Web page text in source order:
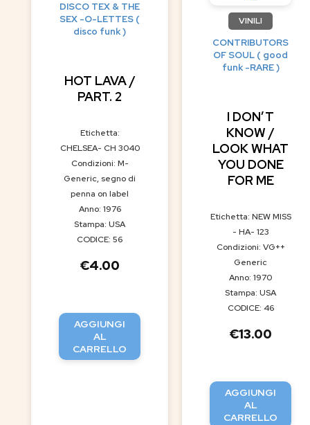
DISCO TEX & THE
SEX -O-LETTES (
disco funk )
HOT LAVA /
PART. 2
Etichetta:
CHELSEA- CH 3040
Condizioni: M-
Generic, segno di
penna on label
Anno: 1976
Stampa: USA
CODICE: 56
€4.00
AGGIUNGI
AL
CARRELLO
VINILI
CONTRIBUTORS
OF SOUL ( good
funk -RARE )
I DON’T
KNOW /
LOOK WHAT
YOU DONE
FOR ME
Etichetta: NEW MISS
- HA- 123
Condizioni: VG++
Generic
Anno: 1970
Stampa: USA
CODICE: 46
€13.00
AGGIUNGI
AL
CARRELLO